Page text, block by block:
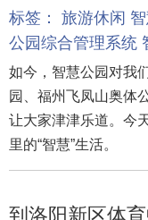
标签： 旅游休闲
公园综合管理系统
如今，智慧公园对我
园、福州飞凤山奥体
让大家津津乐道。今
里的“智慧”生活。
到洛阳新区体